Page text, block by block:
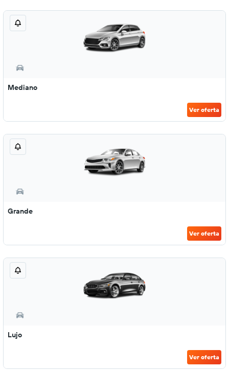
Mediano
Ver oferta
Grande
Ver oferta
Lujo
Ver oferta